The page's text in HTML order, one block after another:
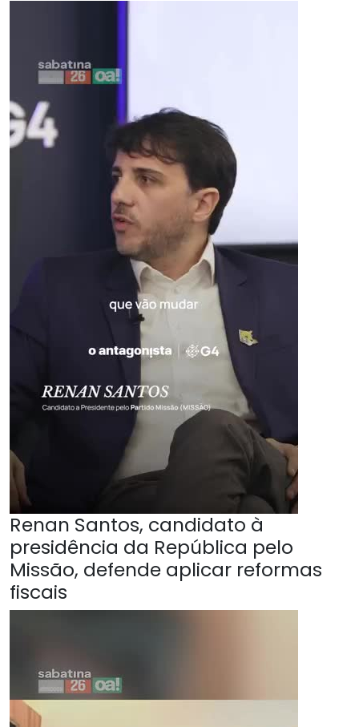
Renan Santos, candidato à
presidência da República pelo
Missão, defende aplicar reformas
fiscais